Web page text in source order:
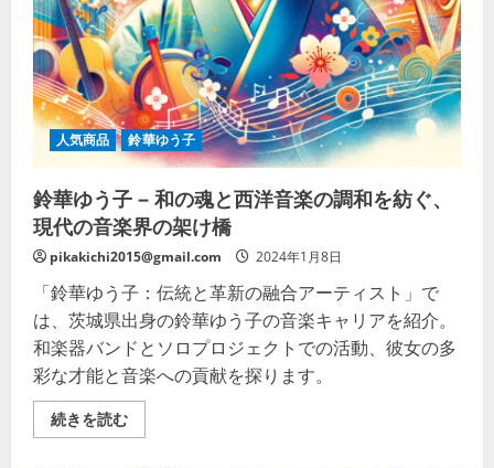
人気商品 鈴華ゆう子
鈴華ゆう子 – 和の魂と西洋音楽の調和を紡ぐ、
現代の音楽界の架け橋
pikakichi2015@gmail.com 2024年1月8日
「鈴華ゆう子：伝統と革新の融合アーティスト」で
は、茨城県出身の鈴華ゆう子の音楽キャリアを紹介。
和楽器バンドとソロプロジェクトでの活動、彼女の多
彩な才能と音楽への貢献を探ります。
続きを読む鈴
華